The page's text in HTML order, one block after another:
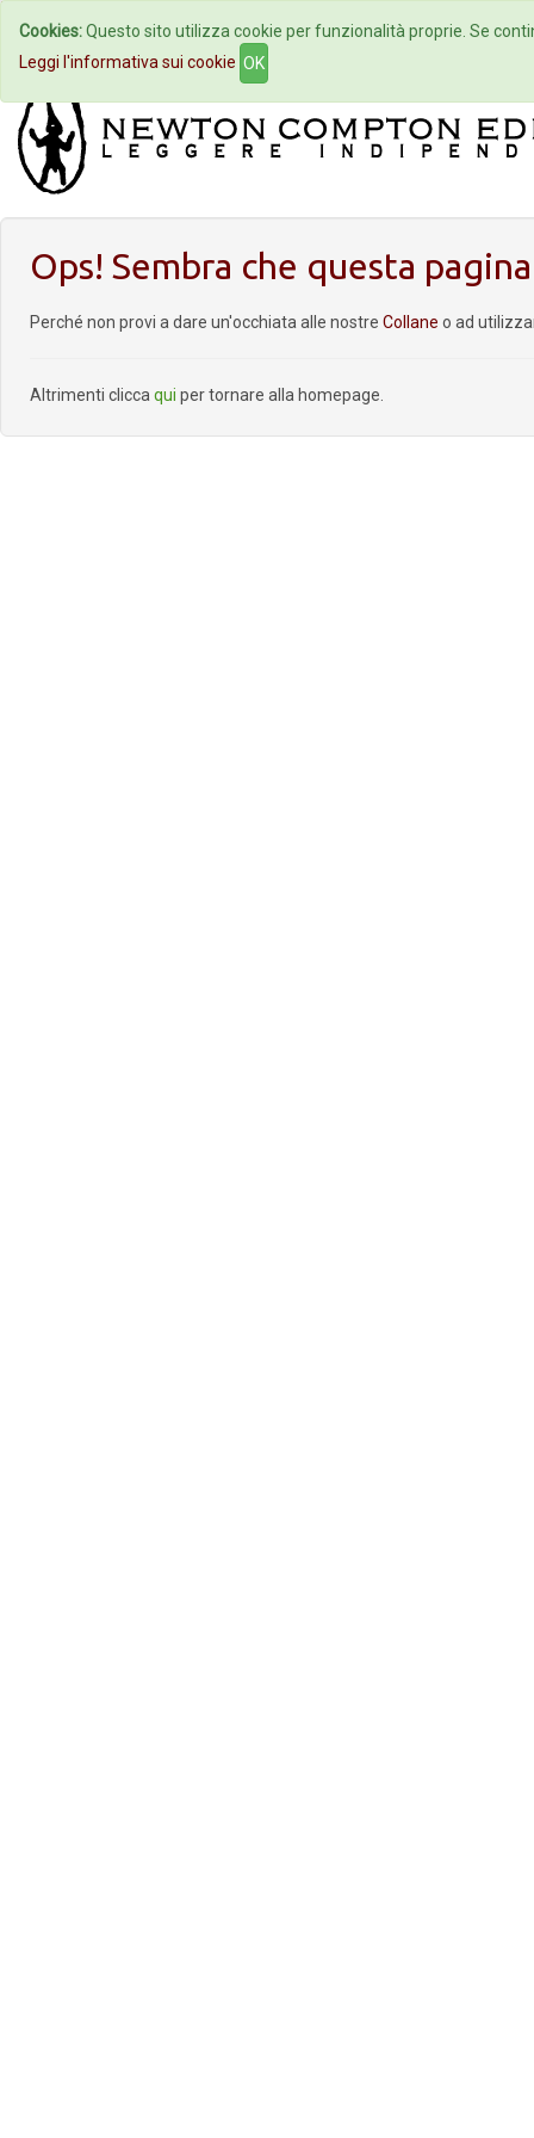
Home Autori Eventi
Ops! Sembra che questa
Perché non provi a dare un'occhiata alle nostre Collane o ad
Altrimenti clicca qui per tornare alla homepage.
Cookies:Questo sito utilizza cookie per funzionalità proprie. Se
Leggi l'informativa sui cookie OK